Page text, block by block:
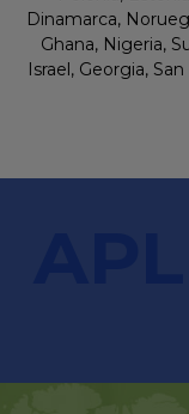
Dinamarca,
Ghana, Nigeria,
Israel, Georgia,